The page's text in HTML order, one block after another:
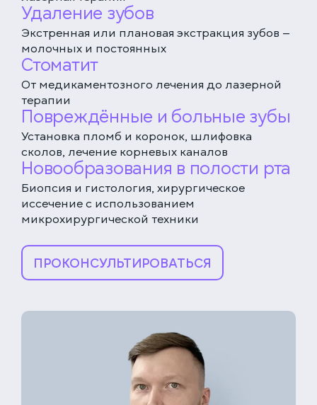
Удаление зубов
Экстренная или плановая экстракция зубов —
молочных и постоянных
Стоматит
От медикаментозного лечения до лазерной
терапии
Повреждённые и больные зубы
Установка пломб и коронок, шлифовка
сколов, лечение корневых каналов
Новообразования в полости рта
Биопсия и гистология, хирургическое
иссечение с использованием
микрохирургической техники
ПРОКОНСУЛЬТИРОВАТЬСЯ
КЛИНИКА НА СЕРПУХОВСКОЙ
+7 (499) 288-80-36
Соглашаюсь с политикой
конфиденциальности
и обработки данных